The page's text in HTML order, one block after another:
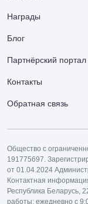
Награды
Блог
Партнёрский портал
Контакты
Обратная связь
Общество с
191775697.
от 01.04.2024
Контактная
Республика Беларусь,
работы: ежедневно с